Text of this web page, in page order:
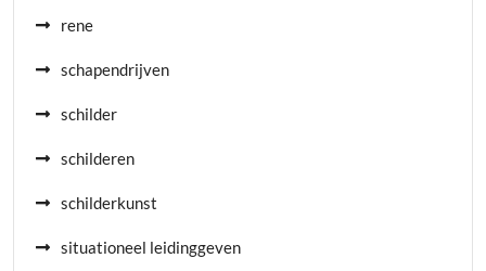
rene
schapendrijven
schilder
schilderen
schilderkunst
situationeel leidinggeven